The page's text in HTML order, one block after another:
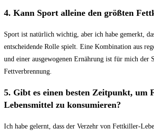
4. Kann ​Sport alleine den größten
Sport ist‌ natürlich wichtig, aber ich habe​ gemerkt,
entscheidende ‌Rolle spielt. Eine Kombination aus
und einer ausgewogenen Ernährung ist für mich der
Fettverbrennung.
5. Gibt ‍es einen besten Zeitpunkt, um
Lebensmittel zu ​konsumieren?
Ich habe gelernt, dass der Verzehr von Fettkiller-